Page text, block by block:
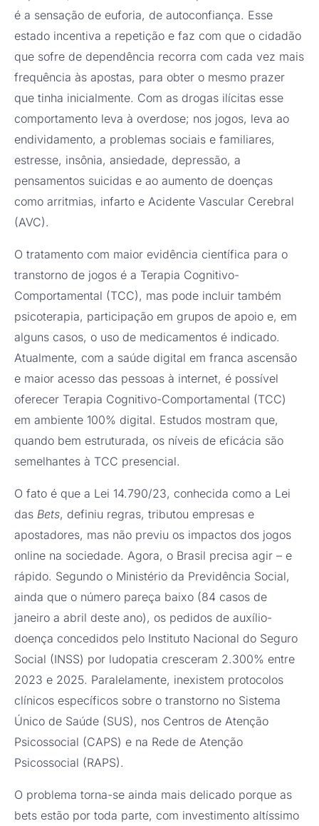
é a sensação de euforia, de autoconfiança. Esse
estado incentiva a repetição e faz com que o cidadão
que sofre de dependência recorra com cada vez mais
frequência às apostas, para obter o mesmo prazer
que tinha inicialmente. Com as drogas ilícitas esse
comportamento leva à overdose; nos jogos, leva ao
endividamento, a problemas sociais e familiares,
estresse, insônia, ansiedade, depressão, a
pensamentos suicidas e ao aumento de doenças
como arritmias, infarto e Acidente Vascular Cerebral
(AVC).
O tratamento com maior evidência científica para o
transtorno de jogos é a Terapia Cognitivo-
Comportamental (TCC), mas pode incluir também
psicoterapia, participação em grupos de apoio e, em
alguns casos, o uso de medicamentos é indicado.
Atualmente, com a saúde digital em franca ascensão
e maior acesso das pessoas à internet, é possível
oferecer Terapia Cognitivo-Comportamental (TCC)
em ambiente 100% digital. Estudos mostram que,
quando bem estruturada, os níveis de eficácia são
semelhantes à TCC presencial.
O fato é que a Lei 14.790/23, conhecida como a Lei
das Bets, definiu regras, tributou empresas e
apostadores, mas não previu os impactos dos jogos
online na sociedade. Agora, o Brasil precisa agir – e
rápido. Segundo o Ministério da Previdência Social,
ainda que o número pareça baixo (84 casos de
janeiro a abril deste ano), os pedidos de auxílio-
doença concedidos pelo Instituto Nacional do Seguro
Social (INSS) por ludopatia cresceram 2.300% entre
2023 e 2025. Paralelamente, inexistem protocolos
clínicos específicos sobre o transtorno no Sistema
Único de Saúde (SUS), nos Centros de Atenção
Psicossocial (CAPS) e na Rede de Atenção
Psicossocial (RAPS).
O problema torna-se ainda mais delicado porque as
bets estão por toda parte, com investimento altíssimo